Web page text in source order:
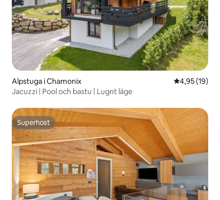
Alpstuga i Chamonix 4,95 av 5 i
4,95 (19)
Jacuzzi | Pool och bastu | Lugnt läge
Superhost
Superhost